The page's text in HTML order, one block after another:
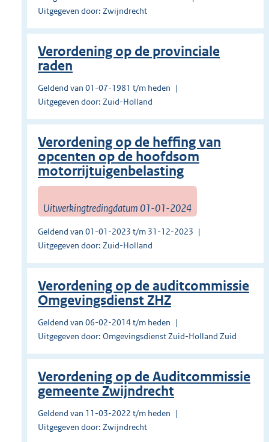
Uitgegeven door: Zwijndrecht
Verordening op de provinciale
raden
Geldend van 01-07-1981 t/m heden
Uitgegeven door: Zuid-Holland
Verordening op de heffing van
opcenten op de hoofdsom
motorrijtuigenbelasting
Uitwerkingtredingdatum 01-01-2024
Geldend van 01-01-2023 t/m 31-12-2023
Uitgegeven door: Zuid-Holland
Verordening op de auditcommissie
Omgevingsdienst ZHZ
Geldend van 06-02-2014 t/m heden
Uitgegeven door: Omgevingsdienst Zuid-Holland Zuid
Verordening op de Auditcommissie
gemeente Zwijndrecht
Geldend van 11-03-2022 t/m heden
Uitgegeven door: Zwijndrecht